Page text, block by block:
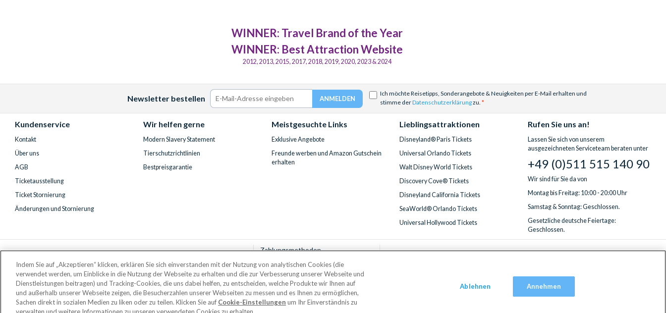
WINNER: Travel Brand of the Year
WINNER: Best Attraction Website
2012, 2013, 2015, 2017, 2018, 2019, 2020, 2023 & 2024
Newsletter bestellen
Ich möchte Reisetipps, Sonderangebote & Neuigkeiten per E-Mail erhalten und
stimme derDatenschutzerklärungzu.
Kundenservice
Kontakt
Über uns
AGB
Ticketausstellung
Ticket Stornierung
Änderungen und Stornierung
Wir helfen gerne
Modern Slavery Statement
Tierschutzrichtlinien
Bestpreisgarantie
Meistgesuchte Links
Exklusive Angebote
Freunde werben und Amazon Gutschein
erhalten
Lieblingsattraktionen
Disneyland® Paris Tickets
Universal Orlando Tickets
Walt Disney World Tickets
Discovery Cove® Tickets
Disneyland California Tickets
SeaWorld® Orlando Tickets
Universal Hollywood Tickets
Rufen Sie uns an!
Lassen Sie sich von unserem
ausgezeichneten Serviceteam beraten unter
+49 (0)511 515 140 90
Wir sind für Sie da von
Montag bis Freitag: 10:00 - 20:00 Uhr
Samstag & Sonntag: Geschlossen.
Gesetzliche deutsche Feiertage:
Geschlossen.
Zahlungsmethoden
© AttractionTickets.com 2002 - 2026
Eingetragener Firmensitz: 2nd Floor Nucleus House, 2 Lower Mortlake Road, Richmond, United Kingdom, TW9 2JA.
AttractionTickets.com is a trading name of Attraction Tickets LTD, who are the owners of UK Trademark Registration Nos. 3427114 and 3427117. Registered in England with registered number 4390984 and VAT Number 795922965.
Indem Sie auf „Akzeptieren“ klicken, erklären Sie sich einverstanden mit der Nutzung von analytischen Cookies (die
verwendet werden, um Einblicke in die Nutzung der Webseite zu erhalten und die zur Verbesserung unserer Webseite und
Dienstleistungen beitragen) und Tracking-Cookies, die uns dabei helfen, zu entscheiden, welche Produkte wir Ihnen auf
und außerhalb unserer Webseite zeigen, die Besucherzahlen unserer Webseiten zu messen und es Ihnen zu ermöglichen,
Sachen direkt in sozialen Medien zu liken oder zu teilen. Klicken Sie auf Cookie-Einstellungen um Ihr Einverständnis zu
Ablehnen Annehmen